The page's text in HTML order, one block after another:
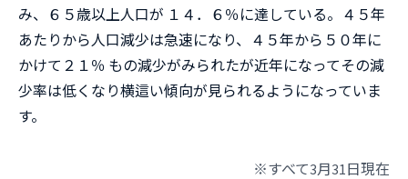
み、６５歳以上人口が １４．６％に達している。４５年
あたりから人口減少は急速になり、４５年から５０年に
かけて２１％ もの減少がみられたが近年になってその減
少率は低くなり横這い傾向が見られるようになっていま
す。
※すべて3月31日現在